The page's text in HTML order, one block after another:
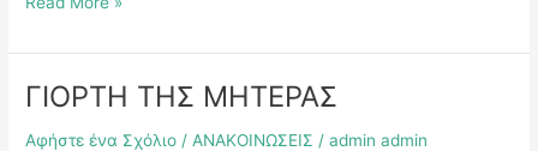
ΓΙΟΡΤΗ ΤΗΣ ΜΗΤΕΡΑΣ
Αφήστε ένα Σχόλιο / ΑΝΑΚΟΙΝΩΣΕΙΣ /admin admin
ΓΙΟΡΤΗ
ΜΗΤΕΡΑΣ